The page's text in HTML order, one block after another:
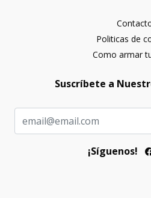
Politicas de
Como armar
Suscríbete a
¡Síguenos!